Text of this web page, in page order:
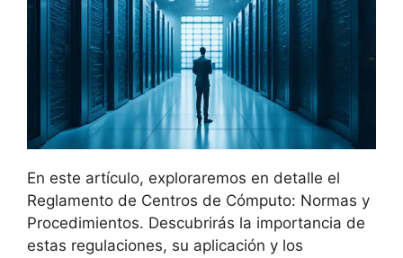
En este artículo, exploraremos en detalle el
Reglamento de Centros de Cómputo: Normas y
Procedimientos. Descubrirás la importancia de
estas regulaciones, su aplicación y los